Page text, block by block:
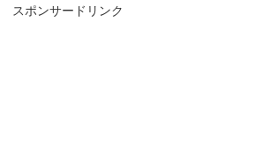
スポンサードリンク